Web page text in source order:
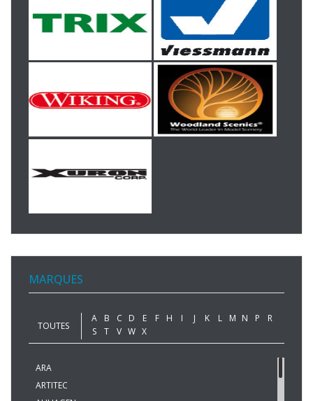
MARQUES
TOUTES
A B C D E F H I J K L M N P
R
S
T V W X
ARA
ARTITEC